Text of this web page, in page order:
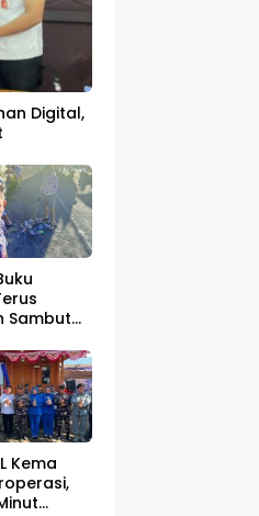
Digital,
Sambut
Kema